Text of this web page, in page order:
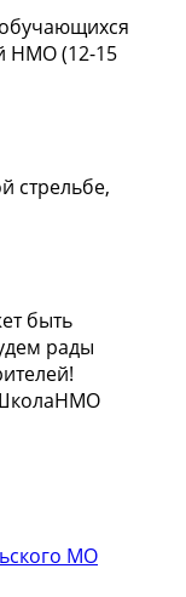
НМО (12-15
стрельбе,
быть
рады
МО